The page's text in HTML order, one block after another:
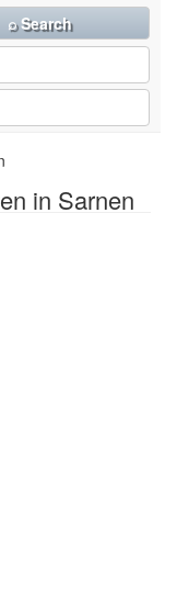
in Sarnen
⌕ Search